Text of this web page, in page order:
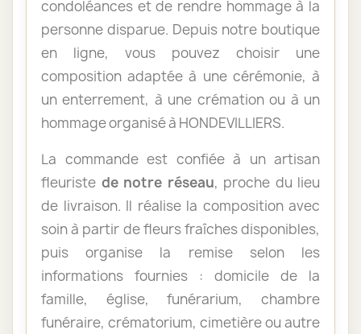
condoléances et de rendre hommage à la
personne disparue. Depuis notre boutique
en ligne, vous pouvez choisir une
composition adaptée à une cérémonie, à
un enterrement, à une crémation ou à un
hommage organisé à HONDEVILLIERS.
La commande est confiée à un artisan
fleuriste de notre réseau, proche du lieu
de livraison. Il réalise la composition avec
soin à partir de fleurs fraîches disponibles,
puis organise la remise selon les
informations fournies : domicile de la
famille, église, funérarium, chambre
funéraire, crématorium, cimetière ou autre